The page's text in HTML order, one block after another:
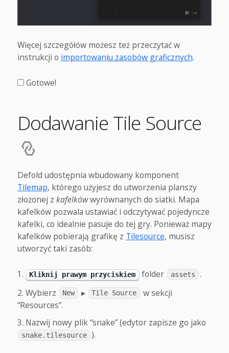
Więcej szczegółów możesz też przeczytać w
instrukcji o importowaniu zasobów graficznych.
Gotowe!
Dodawanie Tile Source
Defold udostępnia wbudowany komponent
Tilemap, którego użyjesz do utworzenia planszy
złożonej z kafelkówwyrównanych do siatki. Mapa
kafelków pozwala ustawiać i odczytywać pojedyncze
kafelki, co idealnie pasuje do tej gry. Ponieważ mapy
kafelków pobierają grafikę z Tilesource, musisz
utworzyć taki zasób:
Kliknij prawym przyciskiem folder assets
.
Wybierz
New ▸ Tile Source
w sekcji
“Resources”.
Nazwij nowy plik “snake” (edytor zapisze go jako
snake.tilesource ).